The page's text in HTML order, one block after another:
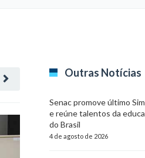
Outras Notícias
Senac promove último
e reúne talentos da
do Brasil
4 de agosto de 2026